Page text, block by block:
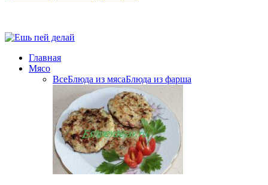
Главная
Мясо
ВсеБлюда из мясаБлюда из фарша